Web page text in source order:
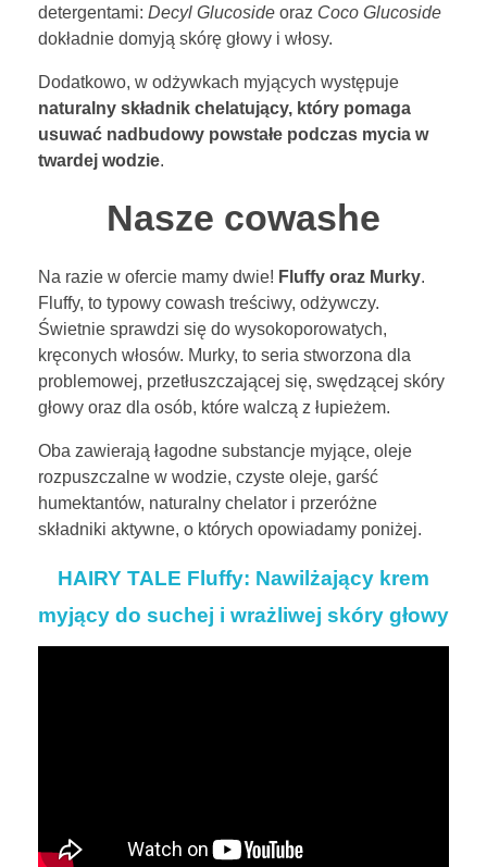
detergentami: Decyl Glucoside oraz Coco Glucoside
dokładnie domyją skórę głowy i włosy.
Dodatkowo, w odżywkach myjących występuje
naturalny składnik chelatujący, który pomaga
usuwać nadbudowy powstałe podczas mycia w
twardej wodzie.
Nasze cowashe
Na razie w ofercie mamy dwie! Fluffy oraz Murky.
Fluffy, to typowy cowash treściwy, odżywczy.
Świetnie sprawdzi się do wysokoporowatych,
kręconych włosów. Murky, to seria stworzona dla
problemowej, przetłuszczającej się, swędzącej skóry
głowy oraz dla osób, które walczą z łupieżem.
Oba zawierają łagodne substancje myjące, oleje
rozpuszczalne w wodzie, czyste oleje, garść
humektantów, naturalny chelator i przeróżne
składniki aktywne, o których opowiadamy poniżej.
HAIRY TALE Fluffy: Nawilżający krem
myjący do suchej i wrażliwej skóry głowy